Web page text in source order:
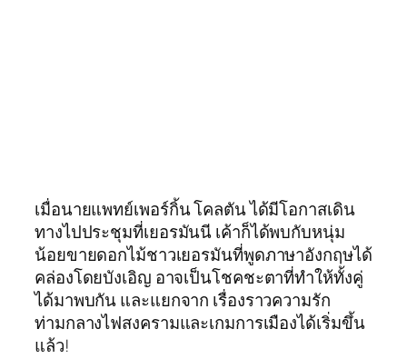
เมื่อนายแพทย์เพอร์กิ้น โคลตัน ได้มีโอกาสเดิน
ทางไปประชุมที่เยอรมันนี เค้าก็ได้พบกับหนุ่ม
น้อยขายดอกไม้ชาวเยอรมันที่พูดภาษาอังกฤษได้
คล่องโดยบังเอิญ อาจเป็นโชคชะตาที่ทำให้ทั้งคู่
ได้มาพบกัน และแยกจาก เรื่องราวความรัก
ท่ามกลางไฟสงครามและเกมการเมืองได้เริ่มขึ้น
แล้ว!